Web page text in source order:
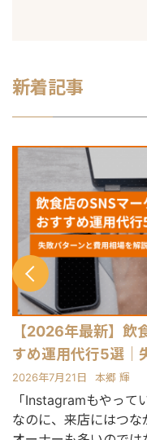
新着記事
【2026年最新】飲
すめ運用代行5選｜
2026年7月21日 本郷 輝
「Instagramもやっ
なのに、来店にはつ